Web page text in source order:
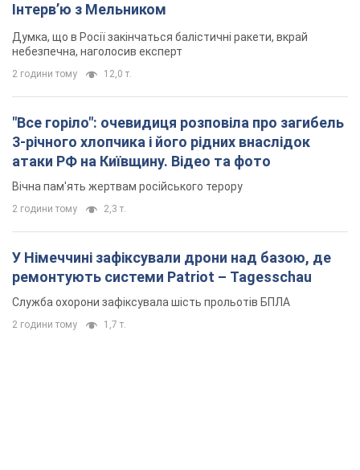
Інтерв’ю з Мельником
Думка, що в Росії закінчаться балістичні ракети, вкрай
небезпечна, наголосив експерт
2 години тому 12,0 т.
"Все горіло": очевидиця розповіла про загибель
3-річного хлопчика і його рідних внаслідок
атаки РФ на Київщину. Відео та фото
Вічна пам'ять жертвам російського терору
2 години тому 2,3 т.
У Німеччині зафіксували дрони над базою, де
ремонтують системи Patriot – Tagesschau
Служба охорони зафіксувала шість прольотів БПЛА
2 години тому 1,7 т.